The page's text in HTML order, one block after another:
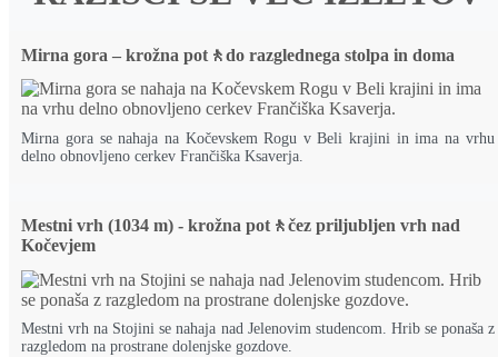
Mirna gora – krožna pot🚶do razglednega stolpa in doma
Mirna gora se nahaja na Kočevskem Rogu v Beli krajini in ima na vrhu
delno obnovljeno cerkev Frančiška Ksaverja.
Mestni vrh (1034 m) - krožna pot🚶čez priljubljen vrh nad
Kočevjem
Mestni vrh na Stojini se nahaja nad Jelenovim studencom. Hrib se ponaša z
razgledom na prostrane dolenjske gozdove.